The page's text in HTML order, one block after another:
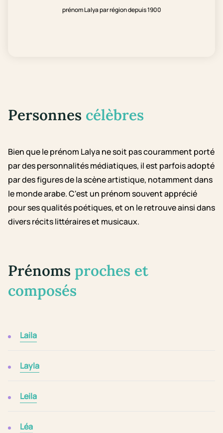
prénom Lalya par région depuis 1900
Personnes célèbres
Bien que le prénom Lalya ne soit pas couramment porté
par des personnalités médiatiques, il est parfois adopté
par des figures de la scène artistique, notamment dans
le monde arabe. C'est un prénom souvent apprécié
pour ses qualités poétiques, et on le retrouve ainsi dans
divers récits littéraires et musicaux.
Prénoms proches et
composés
Laila
Layla
Leila
Léa